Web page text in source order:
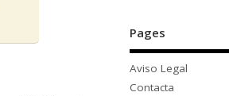
Pages
Aviso Legal
Contacta